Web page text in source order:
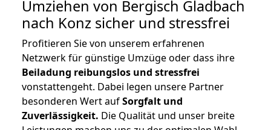
Umziehen von Bergisch Gladbach
nach Konz sicher und stressfrei
Profitieren Sie von unserem erfahrenen
Netzwerk für günstige Umzüge oder dass ihre
Beiladung reibungslos und stressfrei
vonstattengeht. Dabei legen unsere Partner
besonderen Wert aufSorgfalt und
Zuverlässigkeit. Die Qualität und unser breite